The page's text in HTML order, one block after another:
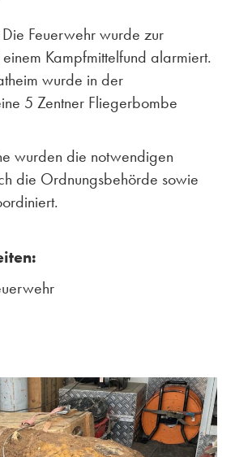
Die Feuerwehr wurde zur
Kampfmittelfund alarmiert.
wurde in der
5 Zentner Fliegerbombe
wurden die notwendigen
die Ordnungsbehörde sowie